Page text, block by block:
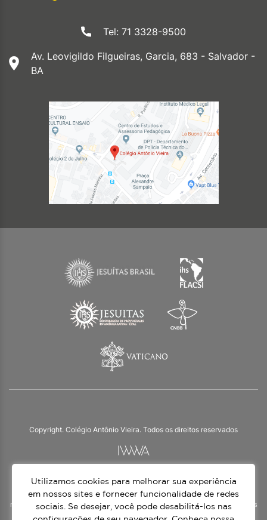
Tel: 71 3328-9500
Av. Leovigildo Filgueiras, Garcia, 683 - Salvador -
BA
Copyright. Colégio Antônio Vieira. Todos os direitos reservados
O Colégio Antônio Vieira integra a Rede Jesuíta de Educação, tendo as suas
práticas impulsionadas pelos valores da espiritualidade inaciana – marca da
nossa identidade e das aproximadamente 1500 unidades de ensino, espalhadas
em mais de 60 países. Atendemos a alunos da Educação Infantil à 3ª série do
Utilizamos cookies para melhorar sua experiência
em nossos sites e fornecer funcionalidade de redes
sociais. Se desejar, você pode desabilitá-los nas